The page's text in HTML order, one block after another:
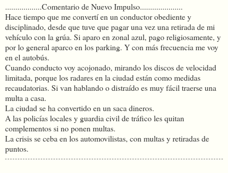
..................Comentario de Nuevo Impulso.....................
Hace tiempo que me convertí en un conductor obediente y
disciplinado, desde que tuve que pagar una vez una retirada de mi
vehículo con la grúa. Si aparo en zonal azul, pago religiosamente, y
por lo general aparco en los parking. Y con más frecuencia me voy
en el autobús.
Cuando conducto voy acojonado, mirando los discos de velocidad
limitada, porque los radares en la ciudad están como medidas
recaudatorias. Si van hablando o distraído es muy fácil traerse una
multa a casa.
La ciudad se ha convertido en un saca dineros.
A las policías locales y guardia civil de tráfico les quitan
complementos si no ponen multas.
La crisis se ceba en los automovilistas, con multas y retiradas de
puntos.